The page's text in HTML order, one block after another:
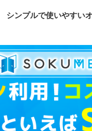
シンプルで使いやすい